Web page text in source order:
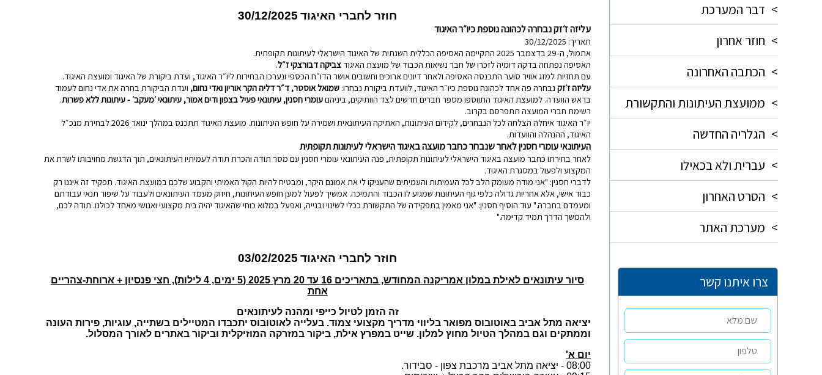
> דבר המערכת
> חוזר אחרון
> הכתבה האחרונה
> ממועצת העיתונות והתקשורת
> הגלריה החדשה
> עברית ולא בכאילו
> הסרט האחרון
> מערכת האתר
צרו איתנו קשר
חוזר לחברי האיגוד 30/12/2025
עליזה ז׳זק נבחרה לכהונה נוספת כיו״ר האיגוד
תאריך: 30/12/2025
אתמול, ה-29 בדצמבר 2025 התקיימה האסיפה הכללית השנתית של האיגוד הישראלי לעיתונות תקופתית.
האסיפה נפתחה בדקה דומיה לזכרו של חבר נשיאות הכבוד של מועצת האיגוד צביקה דבורצקי ז״ל.
עם תחזיות למזג אוויר סוער התכנסה האסיפה ולאחר דיונים ארוכים וחשובים אושר הדו״ח הכספי ונערכו הבחירות ליו״ר האיגוד, ועדת ביקורת של האיגוד ומועצת האיגוד.
עליזה ז׳זק נבחרה פה אחד לכהונה נוספת כיו״ר האיגוד, לוועדת ביקורת נבחרו: שמואל אוסטר, ד״ר דליה הקר אוריון ואדי נחום, ועדת הביקורת בחרה את אדי נחום לעמוד
בראש הוועדה. למועצת האיגוד התווספו מספר חברים חדשים לצד הוותיקים, ביניהםעומרי חסנין, עיתונאי פעיל בצפון ודים אמור, עיתונאי ׳מעקב׳ - עיתונות ללא פשרות.
רשימת חברי המועצה תתפרסם בקרוב.
יו״ר האיגוד איחלה הצלחה לכל הנבחרים, לקידום העיתונות, האתיקה העיתונאית ושמירה על חופש העיתונות. מועצת האיגוד תתכנס במהלך ינואר 2026 לבחירת מנכ״ל
האיגוד, ההנהלה והוועדות.
העיתונאי עומרי חסנין לאחר שנבחר כחבר מועצה באיגוד הישראלי לעיתונות תקופתית
לאחר בחירתו כחבר מועצה באיגוד הישראלי לעיתונות תקופתית, פנה העיתונאי עומרי חסנין עם מסר תודה והכרת תודה לעמיתיו העיתונאים, תוך הדגשת מחויבותו לשרת את
המקצוע ולפעול במסגרת האיגוד.
לדברי חסנין: "אני מודה מעומק הלב לכל העמיתות והעמיתים שהעניקו לי את אמונם היקר, ומבטיח להיות הקול האמיתי והקבוע שלכם במועצת האיגוד. תפקיד זה איננו רק
כבוד אישי, אלא אחריות גדולה כלפי גוף העיתונות שמגיע לו הכבוד והתמיכה. אמשיך לפעול למען חופש העיתונות, חיזוק מעמד העיתונאים ולעבוד על שיפור תנאי עבודתם
ומעמדם בחברה." עוד הוסיף חסנין: "אני מאמין בתפקידה של התקשורת ככלי לשינוי ובנייה, ואפעל במלוא כוחי שהאיגוד יהיה בית מקצועי ואנושי מאחד לכולנו. תודה לכם,
ולהמשך הדרך תמיד קדימה."
חוזר לחברי האיגוד 03/02/2025
סיור עיתונאים לאילת במלון אמריקנה המחודש, בתאריכים
16 עד 20 מרץ 2025 (5 ימים, 4 לילות), חצי פנסיון + ארוחת-צהריים
אחת
זה הזמן לטיול כייפי ומהנה לעיתונאים
יציאה מתל אביב באוטובוס מפואר בליווי מדריך מקצועי צמוד. בעלייה לאוטובוס יתכבדו המטיילים בשתייה, עוגיות, פירות העונה
וממתקים וגם במהלך הטיול מחוץ למלון. שייט במפרץ אילת, ביקור במזרקה המוזיקלית וביקור באתרים לאורך המסלול.
יום א'
08:00 - יציאה מתל אביב מרכבת צפון - סבידור.